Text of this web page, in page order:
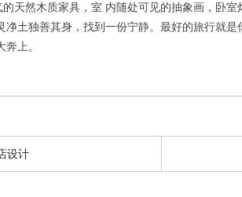
天然木质家具， 室 内随处可见的抽象画， 卧室
净土独善其身，找到一份宁静。 最好的旅行就是
上。
设计